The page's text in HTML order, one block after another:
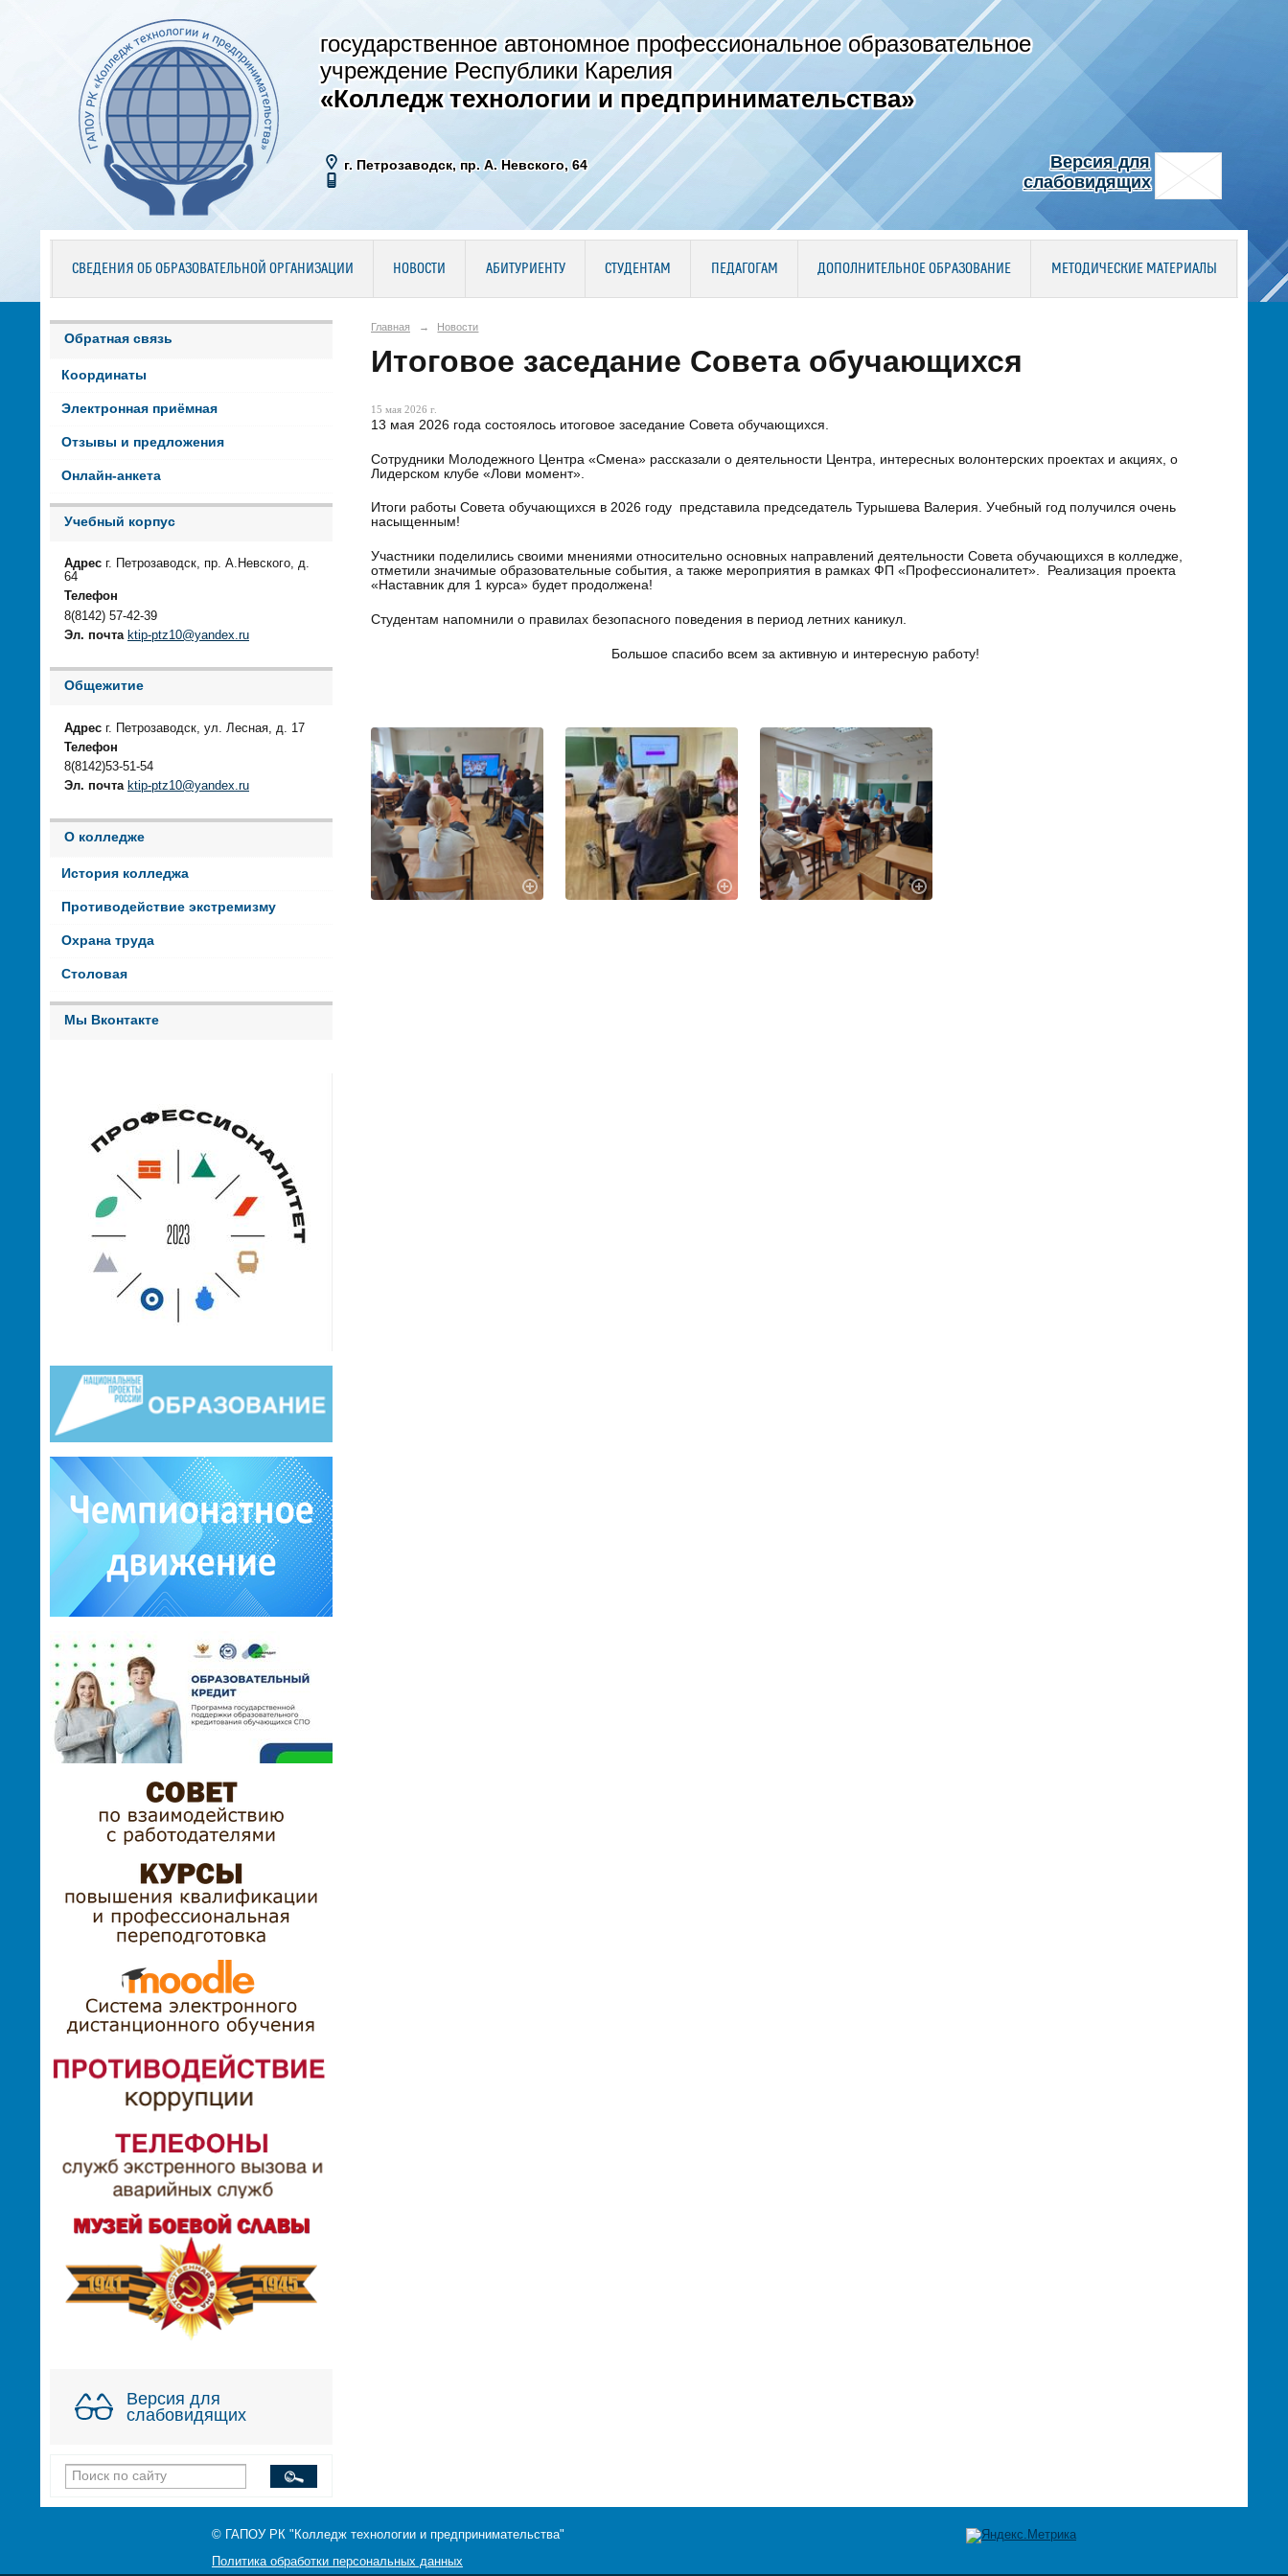
государственное автономное профессиональное образовательное
учреждение Республики Карелия
«Колледж технологии и предпринимательства»
г. Петрозаводск, пр. А. Невского, 64
Версия для
слабовидящих
СВЕДЕНИЯ ОБ ОБРАЗОВАТЕЛЬНОЙ ОРГАНИЗАЦИИ НОВОСТИ АБИТУРИЕНТУ СТУДЕНТАМ ПЕДАГОГАМ ДОПОЛНИТЕЛЬНОЕ ОБРАЗОВАНИЕ МЕТОДИЧЕСКИЕ МАТЕРИАЛЫ
Обратная связь
Координаты
Электронная приёмная
Отзывы и предложения
Онлайн-анкета
Учебный корпус
Адрес г. Петрозаводск, пр. А.Невского, д.
64
Телефон
8(8142) 57-42-39
Эл. почта ktip-ptz10@yandex.ru
Общежитие
Адрес г. Петрозаводск, ул. Лесная, д. 17
Телефон
8(8142)53-51-54
Эл. почта ktip-ptz10@yandex.ru
О колледже
История колледжа
Противодействие экстремизму
Охрана труда
Столовая
Мы Вконтакте
Версия для
слабовидящих
Главная → Новости
Итоговое заседание Совета обучающихся
15 мая 2026 г.
13 мая 2026 года состоялось итоговое заседание Совета обучающихся.
Сотрудники Молодежного Центра «Смена» рассказали о деятельности Центра, интересных волонтерских проектах и акциях, о
Лидерском клубе «Лови момент».
Итоги работы Совета обучающихся в 2026 году представила председатель Турышева Валерия. Учебный год получился очень
насыщенным!
Участники поделились своими мнениями относительно основных направлений деятельности Совета обучающихся в колледже,
отметили значимые образовательные события, а также мероприятия в рамках ФП «Профессионалитет». Реализация проекта
«Наставник для 1 курса» будет продолжена!
Студентам напомнили о правилах безопасного поведения в период летних каникул.
Большое спасибо всем за активную и интересную работу!
© ГАПОУ РК "Колледж технологии и предпринимательства"
Политика обработки персональных данных